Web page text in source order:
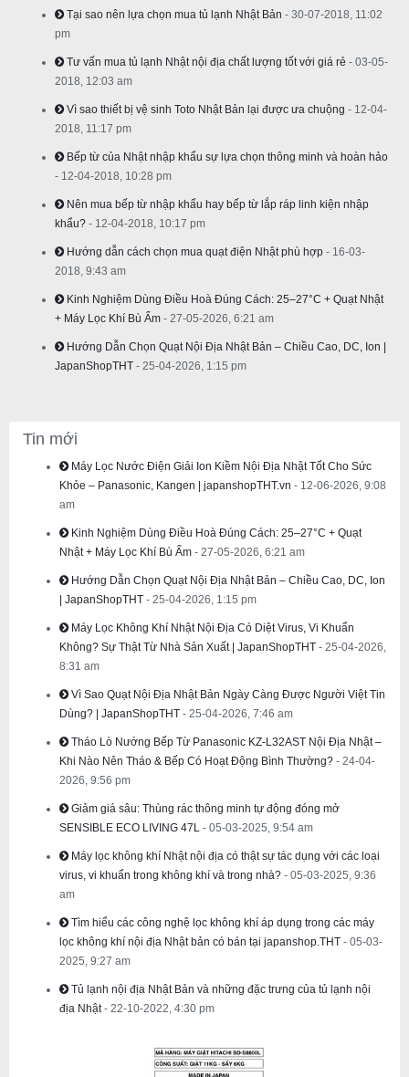
Tại sao nên lựa chọn mua tủ lạnh Nhật Bản - 30-07-2018, 11:02
pm
Tư vấn mua tủ lạnh Nhật nội địa chất lượng tốt với giá rẻ - 03-05-
2018, 12:03 am
Vì sao thiết bị vệ sinh Toto Nhật Bản lại được ưa chuộng - 12-04-
2018, 11:17 pm
Bếp từ của Nhật nhập khẩu sự lựa chọn thông minh và hoàn hảo
- 12-04-2018, 10:28 pm
Nên mua bếp từ nhập khẩu hay bếp từ lắp ráp linh kiện nhập
khẩu? - 12-04-2018, 10:17 pm
Hướng dẫn cách chọn mua quạt điện Nhật phù hợp - 16-03-
2018, 9:43 am
Kinh Nghiệm Dùng Điều Hoà Đúng Cách: 25–27°C + Quạt Nhật
+ Máy Lọc Khí Bù Ẩm - 27-05-2026, 6:21 am
Hướng Dẫn Chọn Quạt Nội Địa Nhật Bản – Chiều Cao, DC, Ion |
JapanShopTHT - 25-04-2026, 1:15 pm
Tin mới
Máy Lọc Nước Điện Giải Ion Kiềm Nội Địa Nhật Tốt Cho Sức
Khỏe – Panasonic, Kangen | japanshopTHT.vn - 12-06-2026, 9:08
am
Kinh Nghiệm Dùng Điều Hoà Đúng Cách: 25–27°C + Quạt
Nhật + Máy Lọc Khí Bù Ẩm - 27-05-2026, 6:21 am
Hướng Dẫn Chọn Quạt Nội Địa Nhật Bản – Chiều Cao, DC, Ion
| JapanShopTHT - 25-04-2026, 1:15 pm
Máy Lọc Không Khí Nhật Nội Địa Có Diệt Virus, Vi Khuẩn
Không? Sự Thật Từ Nhà Sản Xuất | JapanShopTHT - 25-04-2026,
8:31 am
Vì Sao Quạt Nội Địa Nhật Bản Ngày Càng Được Người Việt Tin
Dùng? | JapanShopTHT - 25-04-2026, 7:46 am
Tháo Lò Nướng Bếp Từ Panasonic KZ-L32AST Nội Địa Nhật –
Khi Nào Nên Tháo & Bếp Có Hoạt Động Bình Thường? - 24-04-
2026, 9:56 pm
Giảm giá sâu: Thùng rác thông minh tự động đóng mở
SENSIBLE ECO LIVING 47L - 05-03-2025, 9:54 am
Máy lọc không khí Nhật nội địa có thật sự tác dụng với các loại
virus, vi khuẩn trong không khí và trong nhà? - 05-03-2025, 9:36
am
Tìm hiểu các công nghệ lọc không khí áp dụng trong các máy
lọc không khí nội địa Nhật bản có bán tại japanshop.THT - 05-03-
2025, 9:27 am
Tủ lạnh nội địa Nhật Bản và những đặc trưng của tủ lạnh nội
địa Nhật - 22-10-2022, 4:30 pm